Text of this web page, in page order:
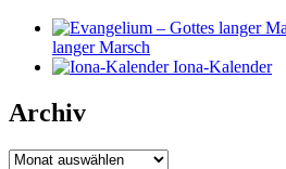
langer Marsch
Iona-Kalender
Archiv
Archiv